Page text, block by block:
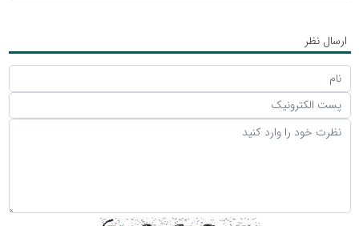
ارسال نظر